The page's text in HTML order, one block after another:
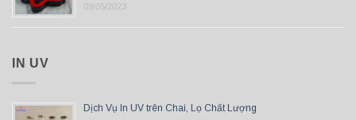
09/05/2023
IN UV
Dịch Vụ In UV trên Chai, Lọ Chất Lượng